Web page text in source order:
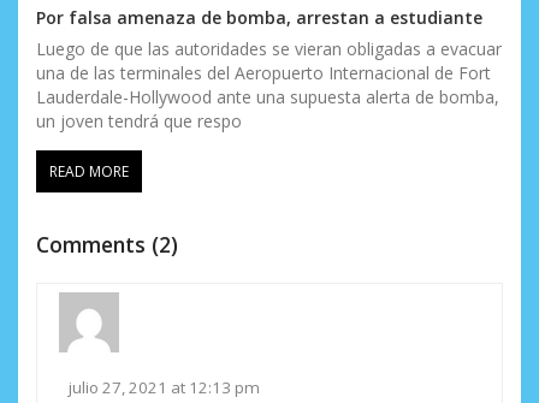
Por falsa amenaza de bomba, arrestan a estudiante
Luego de que las autoridades se vieran obligadas a evacuar
una de las terminales del Aeropuerto Internacional de Fort
Lauderdale-Hollywood ante una supuesta alerta de bomba,
un joven tendrá que respo
READ MORE
Comments (2)
julio 27, 2021 at 12:13 pm